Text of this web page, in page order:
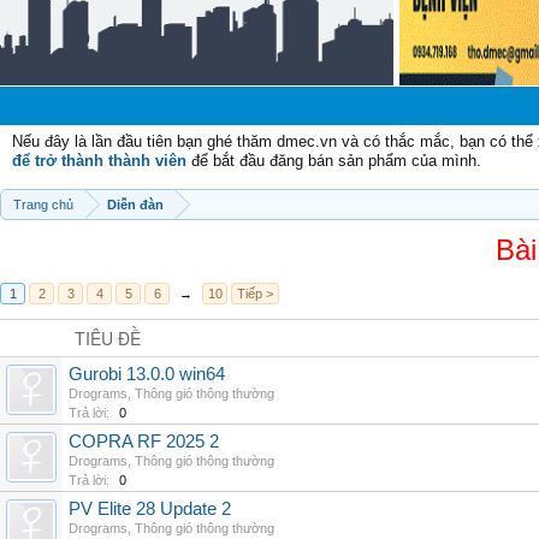
Nếu đây là lần đầu tiên bạn ghé thăm dmec.vn và có thắc mắc, bạn có
để trở thành thành viên để bắt đầu đăng bán sản phẩm của mình.
Trang chủ Diễn đàn
1 2 3 4 5 6 → 10 Tiếp >
TIÊU ĐỀ
Gurobi 13.0.0 win64
Drograms Thông gió thông thường
Trả lời:
0
COPRA RF 2025 2
Drograms Thông gió thông thường
Trả lời:
0
PV Elite 28 Update 2
Drograms Thông gió thông thường